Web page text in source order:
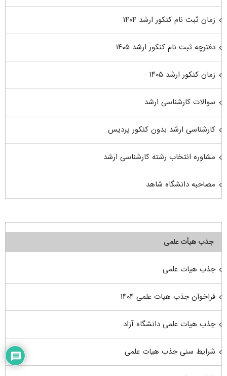
زمان ثبت نام کنکور ارشد ۱۴۰۴
دفترچه ثبت نام کنکور ارشد ۱۴۰۵
زمان کنکور ارشد ۱۴۰۵
سوالات کارشناسی ارشد
کارشناسی ارشد بدون کنکور پردیس
مشاوره انتخاب رشته کارشناسی ارشد
مصاحبه دانشگاه شاهد
جذب هیأت علمی
جذب هیات علمی
فراخوان جذب هیات علمی ۱۴۰۴
جذب هیات علمی دانشگاه آزاد
شرایط سنی جذب هیات علمی